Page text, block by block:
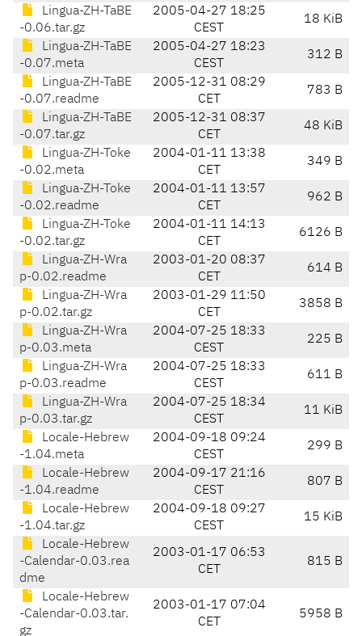
Lingua-ZH-TaBE
-0.06.tar.gz
2005-04-27 18:25
CEST
18 KiB
Lingua-ZH-TaBE
-0.07.meta
2005-04-27 18:23
CEST
312 B
Lingua-ZH-TaBE
-0.07.readme
2005-12-31 08:29
CET
783 B
Lingua-ZH-TaBE
-0.07.tar.gz
2005-12-31 08:37
CET
48 KiB
Lingua-ZH-Toke
-0.02.meta
2004-01-11 13:38
CET
349 B
Lingua-ZH-Toke
-0.02.readme
2004-01-11 13:57
CET
962 B
Lingua-ZH-Toke
-0.02.tar.gz
2004-01-11 14:13
CET
6126 B
Lingua-ZH-Wra
p-0.02.readme
2003-01-20 08:37
CET
614 B
Lingua-ZH-Wra
p-0.02.tar.gz
2003-01-29 11:50
CET
3858 B
Lingua-ZH-Wra
p-0.03.meta
2004-07-25 18:33
CEST
225 B
Lingua-ZH-Wra
p-0.03.readme
2004-07-25 18:33
CEST
611 B
Lingua-ZH-Wra
p-0.03.tar.gz
2004-07-25 18:34
CEST
11 KiB
Locale-Hebrew
-1.04.meta
2004-09-18 09:24
CEST
299 B
Locale-Hebrew
-1.04.readme
2004-09-17 21:16
CEST
807 B
Locale-Hebrew
-1.04.tar.gz
2004-09-18 09:27
CEST
15 KiB
Locale-Hebrew
-Calendar-0.03.rea
dme
2003-01-17 06:53
CET
815 B
Locale-Hebrew
-Calendar-0.03.tar.
gz
2003-01-17 07:04
CET
5958 B